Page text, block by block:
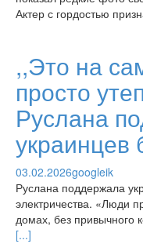
Актер с гордостью
,,Это на
просто
Руслана
украинцев
03.02.2026googleik
Руслана поддержала
электричества. «Люди
домах, без привычного
[...]